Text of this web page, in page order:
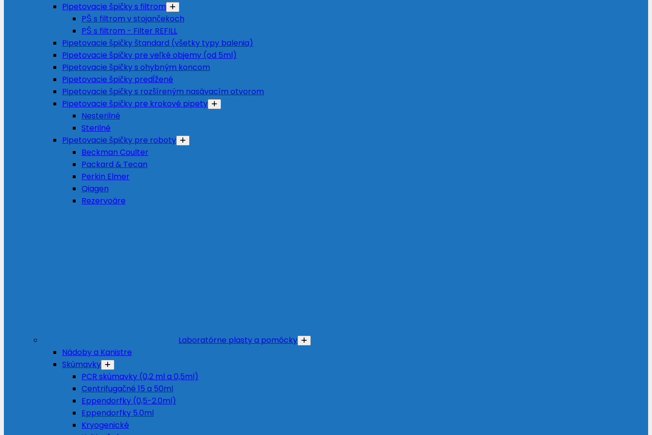
Pipetovacie špičky s filtrom
PŠ s filtrom v stojančekoch
PŠ s filtrom - Filter REFILL
Pipetovacie špičky štandard (všetky typy balenia)
Pipetovacie špičky pre veľké objemy (od 5ml)
Pipetovacie špičky s ohybným koncom
Pipetovacie špičky predĺžené
Pipetovacie špičky s rozšíreným nasávacím otvorom
Pipetovacie špičky pre krokové pipety
Nesterilné
Sterilné
Pipetovacie špičky pre roboty
Beckman Coulter
Packard & Tecan
Perkin Elmer
Qiagen
Rezervoáre
Laboratórne plasty a pomôcky
Nádoby a Kanistre
Skúmavky
PCR skúmavky (0,2 ml a 0,5ml)
Centrifugačné 15 a 50ml
Eppendorfky (0,5-2.0ml)
Eppendorfky 5.0ml
Kryogenické